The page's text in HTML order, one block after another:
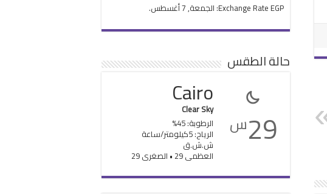
Exchange Rate EGP : الجمعة, 7 أغسطس.
حالة الطقس
29س
Cairo
Clear Sky
الرطوبة: 45%
الرياح: 5كيلومتر/ساعة
ش.ش.ق‎
العظمى 29 • الصغرى 29